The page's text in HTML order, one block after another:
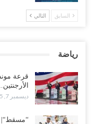
السابق التالي
رياضة
ديسمبر 7, 2025
“مسقط“|